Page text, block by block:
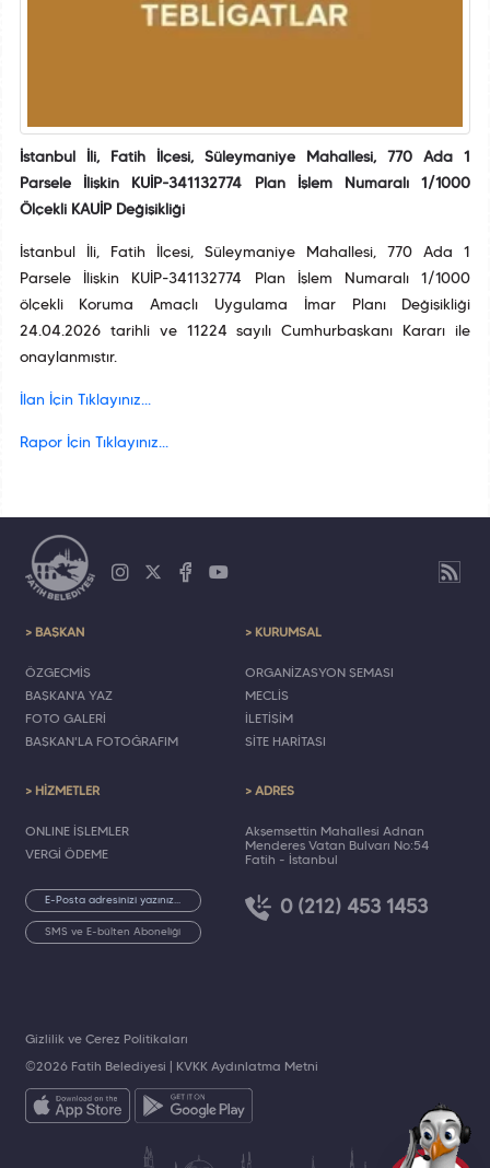
İstanbul İli, Fatih İlçesi, Süleymaniye Mahallesi, 770 Ada 1
Parsele İlişkin KUİP-341132774 Plan İşlem Numaralı 1/1000
Ölçekli KAUİP Değişikliği
İstanbul İli, Fatih İlçesi, Süleymaniye Mahallesi, 770 Ada 1
Parsele İlişkin KUİP-341132774 Plan İşlem Numaralı 1/1000
ölçekli Koruma Amaçlı Uygulama İmar Planı Değişikliği
24.04.2026 tarihli ve 11224 sayılı Cumhurbaşkanı Kararı ile
onaylanmıştır.
İlan İçin Tıklayınız...
Rapor İçin Tıklayınız...
> BAŞKAN
ÖZGEÇMİŞ
BAŞKAN'A YAZ
FOTO GALERİ
BAŞKAN'LA FOTOĞRAFIM
> KURUMSAL
ORGANİZASYON ŞEMASI
MECLİS
İLETİŞİM
SİTE HARİTASI
> HİZMETLER
ONLINE İŞLEMLER
VERGİ ÖDEME
SMS ve E-bülten Aboneliği
> ADRES
Akşemsettin Mahallesi Adnan
Menderes Vatan Bulvarı No:54
Fatih - İstanbul
0 (212) 453 1453
©2026 Fatih Belediyesi | KVKK Aydınlatma Metni
Gizlilik ve Çerez Politikaları